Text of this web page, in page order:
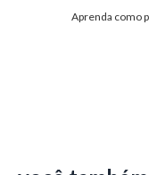
Aprenda como